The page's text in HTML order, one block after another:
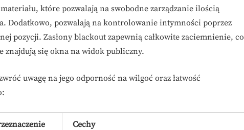
które pozwalają na swobodne zarządzanie ilością
Dodatkowo, pozwalają na kontrolowanie intymności poprzez
pozycji. Zasłony blackout zapewnią całkowite zaciemnienie, co
znajdują się okna na widok publiczny.
uwagę na jego odporność na wilgoć oraz łatwość
Cechy